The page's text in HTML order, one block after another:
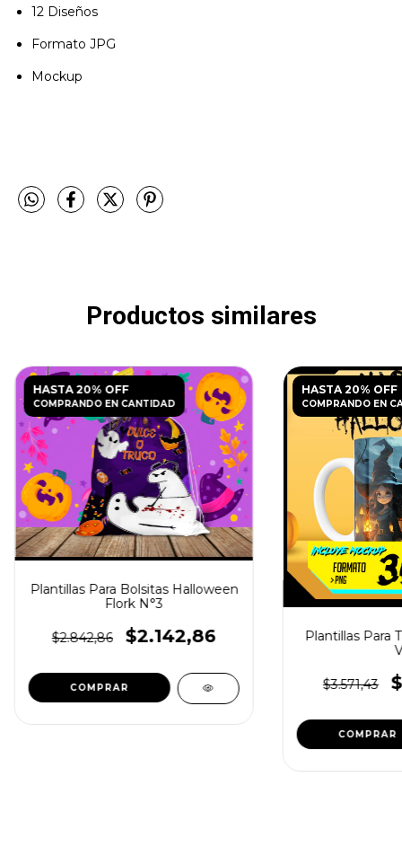
12 Diseños
Formato JPG
Mockup
Productos similares
HASTA 20% OFF
COMPRANDO EN CANTIDAD
Plantillas Para Bolsitas Halloween
Flork N°3
$2.842,86 $2.142,86
HASTA 20% OFF
COMPRANDO EN
Plantillas Para
$3.571,43